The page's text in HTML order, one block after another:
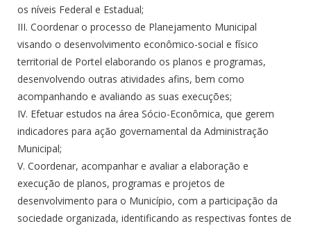
os níveis Federal e Estadual;
III. Coordenar o processo de Planejamento Municipal
visando o desenvolvimento econômico-social e físico
territorial de Portel elaborando os planos e programas,
desenvolvendo outras atividades afins, bem como
acompanhando e avaliando as suas execuções;
IV. Efetuar estudos na área Sócio-Econômica, que gerem
indicadores para ação governamental da Administração
Municipal;
V. Coordenar, acompanhar e avaliar a elaboração e
execução de planos, programas e projetos de
desenvolvimento para o Município, com a participação da
sociedade organizada, identificando as respectivas fontes de